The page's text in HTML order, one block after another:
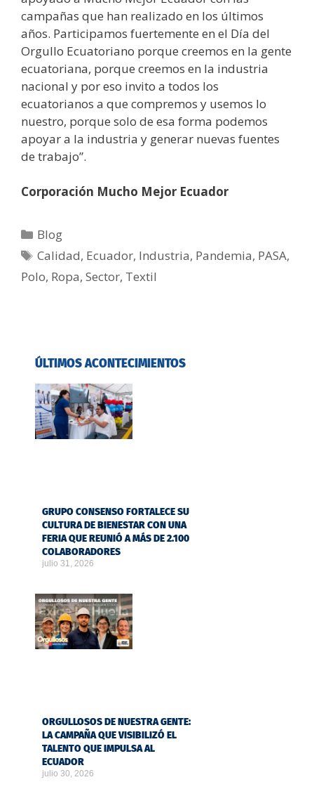
campañas que han realizado en los últimos
años. Participamos fuertemente en el Día del
Orgullo Ecuatoriano porque creemos en la gente
ecuatoriana, porque creemos en la industria
nacional y por eso invito a todos los
ecuatorianos a que compremos y usemos lo
nuestro, porque solo de esa forma podemos
apoyar a la industria y generar nuevas fuentes
de trabajo”.
Corporación Mucho Mejor Ecuador
Blog
Calidad, Ecuador, Industria, Pandemia, PASA,
Polo, Ropa, Sector, Textil
ÚLTIMOS ACONTECIMIENTOS
GRUPO CONSENSO FORTALECE SU
CULTURA DE BIENESTAR CON UNA
FERIA QUE REUNIÓ A MÁS DE 2.100
COLABORADORES
julio 31, 2026
ORGULLOSOS DE NUESTRA GENTE:
LA CAMPAÑA QUE VISIBILIZÓ EL
TALENTO QUE IMPULSA AL
ECUADOR
julio 30, 2026